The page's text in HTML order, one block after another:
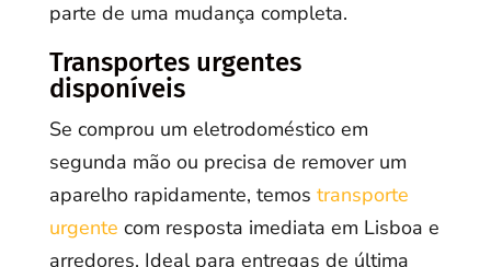
parte de uma mudança completa.
Transportes urgentes
disponíveis
Se comprou um eletrodoméstico em
segunda mão ou precisa de remover um
aparelho rapidamente, temos transporte
urgente com resposta imediata em Lisboa e
arredores. Ideal para entregas de última